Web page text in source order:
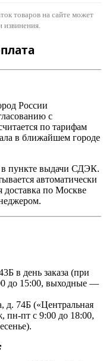
товаров на сайте может
извинения.
России
с
по тарифам
в ближайшем городе
в пункте выдачи СДЭК.
автоматически
доставка по Москве
в день заказа (при
до 15:00, выходные —
д. 74Б («Центральная
пн-пт с 9:00 до 18:00,